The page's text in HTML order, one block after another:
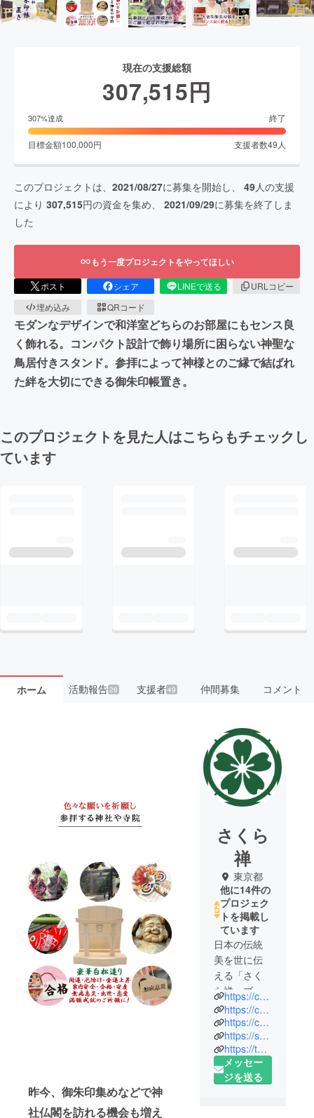
現在の支援総額
307,515円
307%達成 終了
目標金額100,000円 支援者数49人
このプロジェクトは、 2021/08/27に募集を開始し、 49人の支援
により 307,515円の資金を集め、 2021/09/29に募集を終了しま
した
もう一度プロジェクトをやってほしい
ポスト シェア LINEで送る
URLコピー
埋め込み
QRコード
モダンなデザインで和洋室どちらのお部屋にもセンス良
く飾れる。コンパクト設計で飾り場所に困らない神聖な
鳥居付きスタンド。参拝によって神様とのご縁で結ばれ
た絆を大切にできる御朱印帳置き。
このプロジェクトを見た人はこちらもチェックし
ています
ホーム 活動報告26 支援者49 仲間募集 コメント
昨今、御朱印集めなどで神
社仏閣を訪れる機会も増え
さくら
禅
東京都
他に14件の
プロジェク
トを掲載し
ています
日本の伝統
美を世に伝
える「さく
ら禅」ブラ
ンドです。
一人でも多
くの皆さま
に日本の伝
統文化の美
https://camp-fire.jp/projects/view/371641
https://camp-fire.jp/projects/view/355910
https://camp-fire.jp/projects/view/338763
https://sakurazen-yakusugi.hp.peraichi.com/
https://twitter.com/SakuraZen7
メッセー
ジを送る